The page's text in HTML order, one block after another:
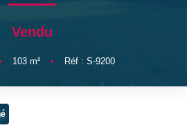
AGENCE
Vendu
103 m² • Réf : S-9200